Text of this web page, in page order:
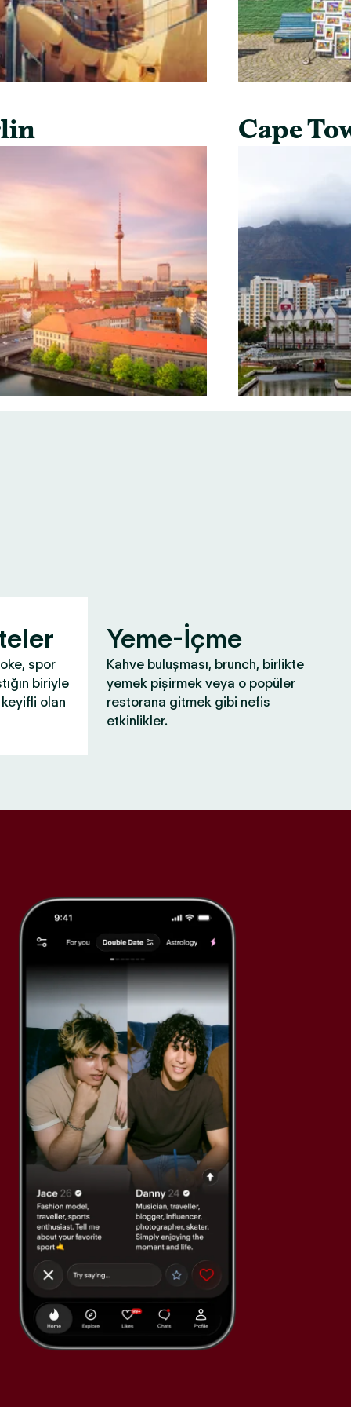
Cape
spor
biriyle
keyifli olan
Yeme-İçme
Kahve buluşması, brunch, birlikte
yemek pişirmek veya o popüler
restorana gitmek gibi nefis
etkinlikler.